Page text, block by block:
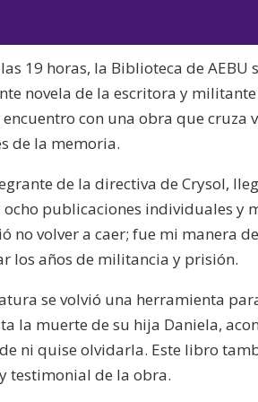
audio
19 horas, la Biblioteca de
novela de la escritora y
con una obra que cruza
de la memoria.
de la directiva de Crysol,
publicaciones individuales y
no volver a caer; fue mi manera
los años de militancia y prisión.
se volvió una herramienta
la muerte de su hija Daniela,
ni quise olvidarla. Este libro
testimonial de la obra.